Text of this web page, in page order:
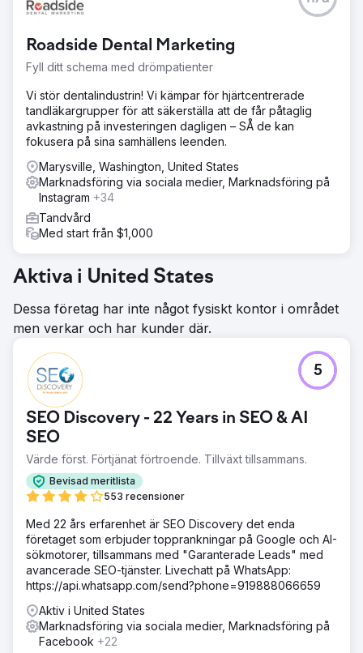
Roadside Dental Marketing
Fyll ditt schema med drömpatienter
Vi stör dentalindustrin! Vi kämpar för hjärtcentrerade
tandläkargrupper för att säkerställa att de får påtaglig
avkastning på investeringen dagligen – SÅ de kan
fokusera på sina samhällens leenden.
Marysville, Washington, United States
Marknadsföring via sociala medier, Marknadsföring på
Instagram +34
Tandvård
Med start från $1,000
Aktiva i United States
Dessa företag har inte något fysiskt kontor i området
men verkar och har kunder där.
SEO Discovery - 22 Years in SEO & AI
SEO
Värde först. Förtjänat förtroende. Tillväxt tillsammans.
Bevisad meritlista
553 recensioner
5
Med 22 års erfarenhet är SEO Discovery det enda
företaget som erbjuder topprankningar på Google och AI-
sökmotorer, tillsammans med "Garanterade Leads" med
avancerade SEO-tjänster. Livechatt på WhatsApp:
https://api.whatsapp.com/send?phone=919888066659
Aktiv i United States
Marknadsföring via sociala medier, Marknadsföring på
Facebook +22